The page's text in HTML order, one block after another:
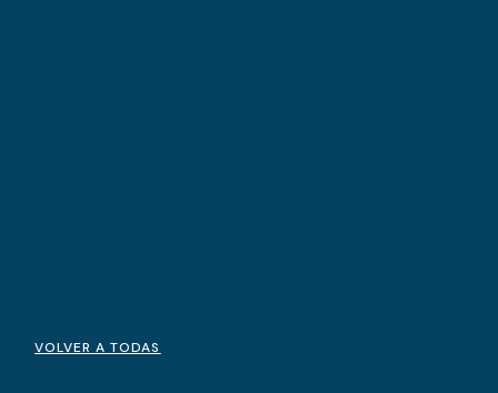
VOLVER A TODAS